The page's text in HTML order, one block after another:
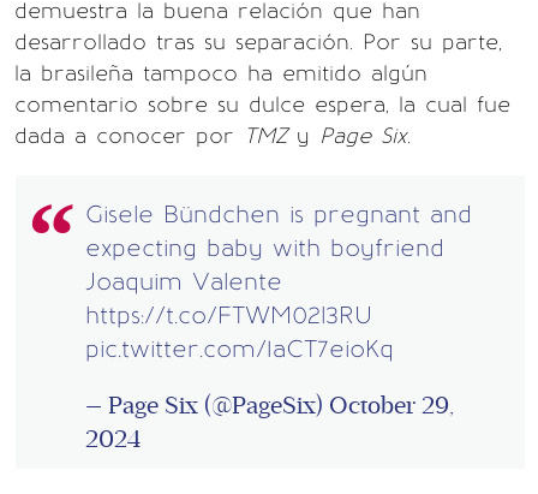
demuestra la buena relación que han
desarrollado tras su separación. Por su parte,
la brasileña tampoco ha emitido algún
comentario sobre su dulce espera, la cual fue
dada a conocer por TMZ y Page Six.
Gisele Bündchen is pregnant and
expecting baby with boyfriend
Joaquim Valente
https://t.co/FTWM02l3RU
pic.twitter.com/1aCT7eioKq
— Page Six (@PageSix) October 29,
2024